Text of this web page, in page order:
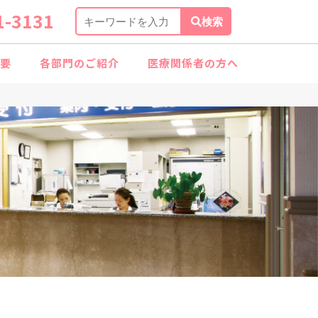
3131 検索
各部門のご紹介 医療関係者の方へ